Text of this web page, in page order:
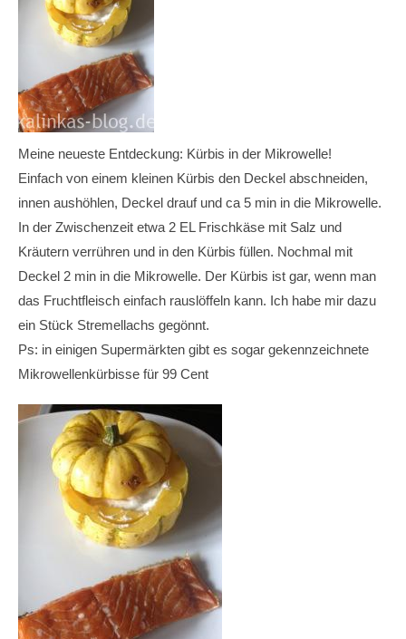
Meine neueste Entdeckung: Kürbis in der Mikrowelle!
Einfach von einem kleinen Kürbis den Deckel abschneiden,
innen aushöhlen, Deckel drauf und ca 5 min in die Mikrowelle.
In der Zwischenzeit etwa 2 EL Frischkäse mit Salz und
Kräutern verrühren und in den Kürbis füllen. Nochmal mit
Deckel 2 min in die Mikrowelle. Der Kürbis ist gar, wenn man
das Fruchtfleisch einfach rauslöffeln kann. Ich habe mir dazu
ein Stück Stremellachs gegönnt.
Ps: in einigen Supermärkten gibt es sogar gekennzeichnete
Mikrowellenkürbisse für 99 Cent